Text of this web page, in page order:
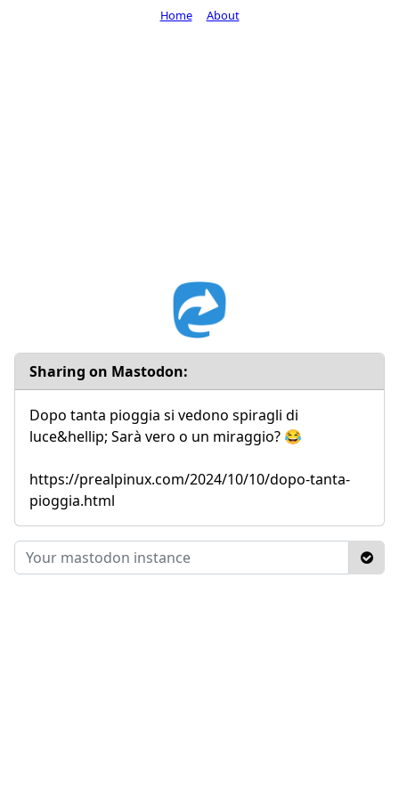
Sharing on Mastodon:
Dopo tanta pioggia si vedono spiragli di
luce&hellip; Sarà vero o un miraggio? 😂
https://prealpinux.com/2024/10/10/dopo-tanta-
pioggia.html
Home About